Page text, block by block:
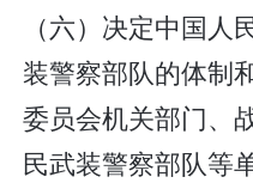
（六）决定中国
装警察部队的体制
委员会机关部门、
民武装警察部队等